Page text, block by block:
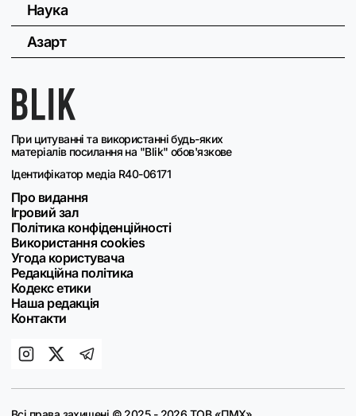
При цитуванні та використанні будь-яких
матеріалів посилання на "Blik" обов'язкове
Ідентифікатор медіа R40-06171
Про видання
Ігровий зал
Політика конфіденційності
Використання cookies
Угода користувача
Редакційна політика
Кодекс етики
Наша редакція
Контакти
Наука
Азарт